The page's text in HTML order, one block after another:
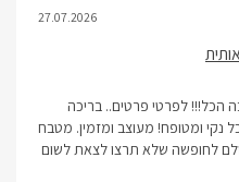
27.07.2026
הכל!!! לפרטי פרטים.. בריכה
נקי ומטופח! מעוצב ומזמין. מטבח
לחופשה שלא תרצו לצאת לשום